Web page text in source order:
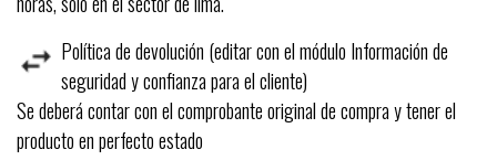
Política de devolución (editar con el módulo Información de
seguridad y confianza para el cliente)
Se deberá contar con el comprobante original de compra y tener el
producto en perfecto estado